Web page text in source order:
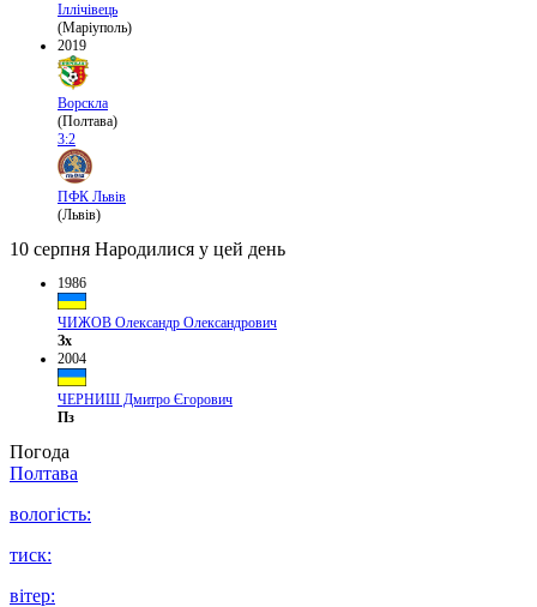
Іллічівець
(Маріуполь)
2019
Ворскла
(Полтава)
3:2
ПФК Львів
(Львів)
10 серпня Народилися у цей день
1986
ЧИЖОВ Олександр Олександрович
Зх
2004
ЧЕРНИШ Дмитро Єгорович
Пз
Погода
Полтава
вологість:
тиск:
вітер: